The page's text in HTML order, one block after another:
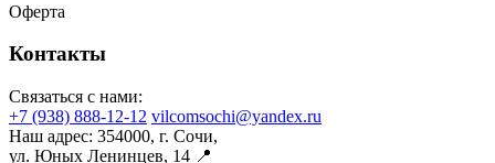
Оферта
Контакты
Связаться с нами:
+7 (938) 888-12-12 vilcomsochi@yandex.ru
Наш адрес: 354000, г. Сочи,
ул. Юных Ленинцев, 14 📍